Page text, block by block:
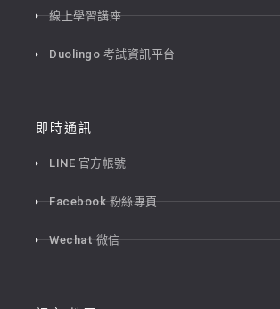
線上學習講座
Duolingo 考試資訊平台
即時通訊
LINE 官方帳號
Facebook 粉絲專頁
Wechat 微信